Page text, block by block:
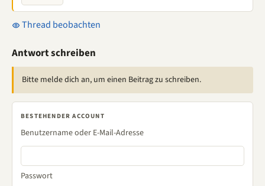
Thread beobachten
Antwort schreiben
Bitte melde dich an, um einen Beitrag zu schreiben.
BESTEHENDER ACCOUNT
Benutzername oder E-Mail-Adresse
Passwort